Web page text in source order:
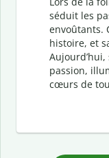
séduit les
envoûtants.
histoire, et
passion,
cœurs de